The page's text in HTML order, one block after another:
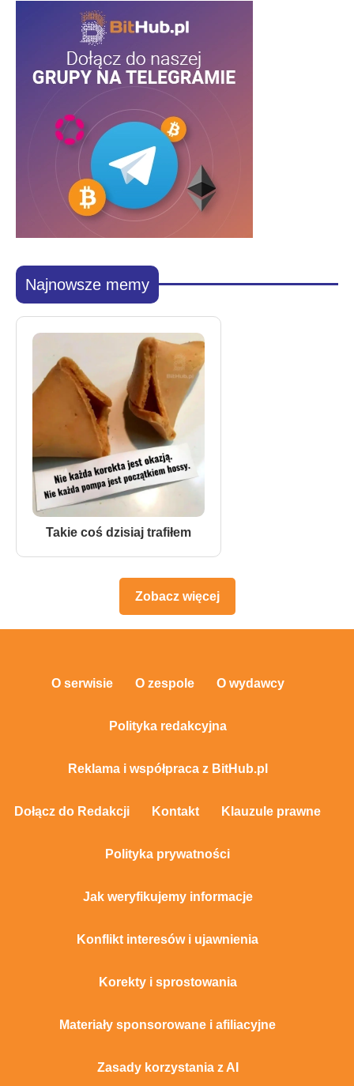
Najnowsze memy
Takie coś dzisiaj trafiłem
Zobacz więcej
O serwisie O zespole O wydawcy
Polityka redakcyjna
Reklama i współpraca z BitHub.pl
Dołącz do Redakcji Kontakt Klauzule prawne
Polityka prywatności
Jak weryfikujemy informacje
Konflikt interesów i ujawnienia
Korekty i sprostowania
Materiały sponsorowane i afiliacyjne
Zasady korzystania z AI